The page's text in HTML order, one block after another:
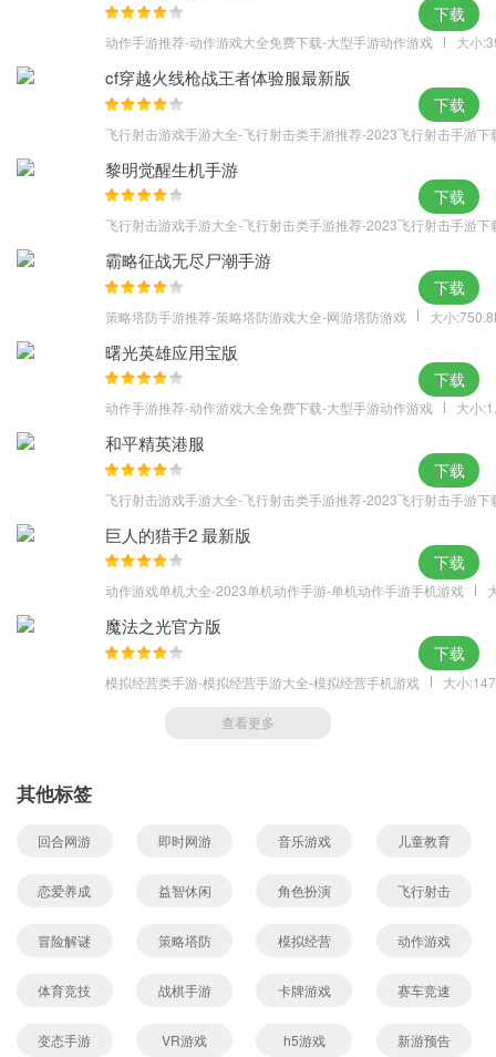
动作手游推荐-动作游戏大全免费下载-大型手游动作游戏 大小
下载
cf穿越火线枪战王者体验服最新版
飞行射击游戏手游大全-飞行射击类手游推荐-2023飞行射击手游下
下载
黎明觉醒生机手游
飞行射击游戏手游大全-飞行射击类手游推荐-2023飞行射击手游下
下载
霸略征战无尽尸潮手游
策略塔防手游推荐-策略塔防游戏大全-网游塔防游戏 大小
下载
曙光英雄应用宝版
动作手游推荐-动作游戏大全免费下载-大型手游动作游戏 大小
下载
和平精英港服
飞行射击游戏手游大全-飞行射击类手游推荐-2023飞行射击手游下
下载
巨人的猎手2 最新版
动作游戏单机大全-2023单机动作手游-单机动作手游手机游戏
下载
魔法之光官方版
模拟经营类手游-模拟经营手游大全-模拟经营手机游戏 大小
下载
查看更多
其他标签
回合网游 即时网游 音乐游戏 儿童教育
恋爱养成 益智休闲 角色扮演 飞行射击
冒险解谜 策略塔防 模拟经营 动作游戏
体育竞技 战棋手游 卡牌游戏 赛车竞速
变态手游 VR游戏 h5游戏 新游预告